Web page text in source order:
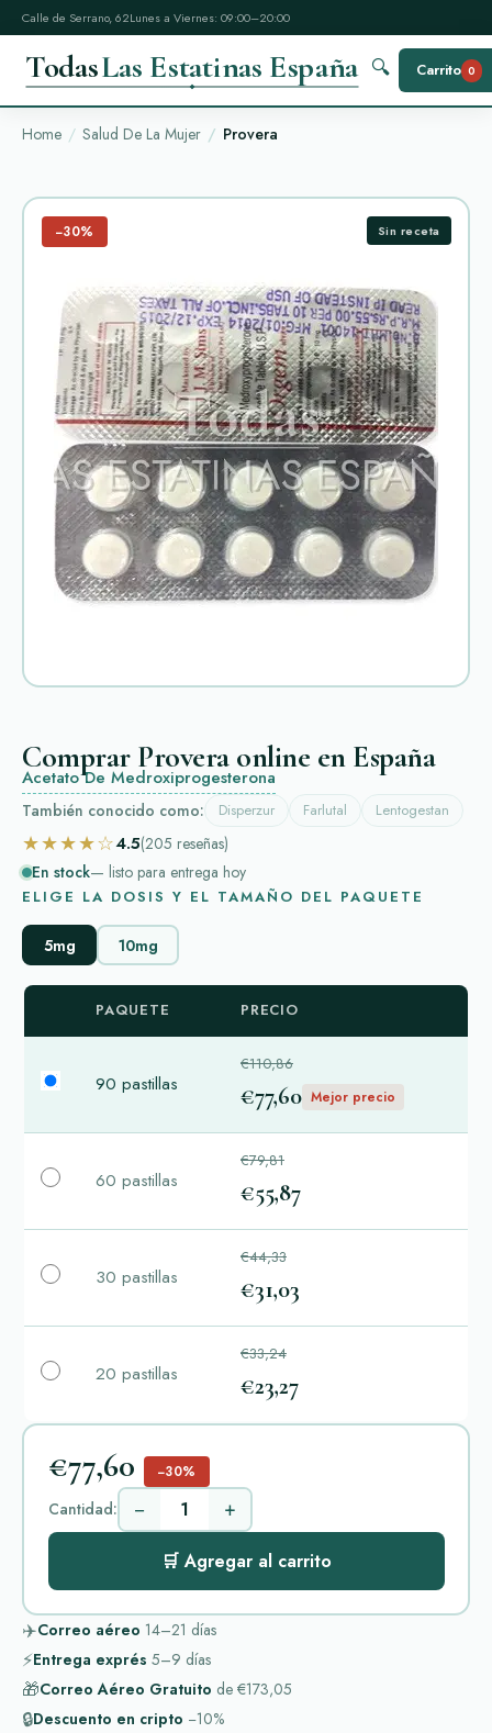
Calle de Serrano, 62Lunes a Viernes: 09:00–20:00
TodasLas Estatinas España 🔍 Carrito 0
Home Salud De La Mujer Provera
−30% Sin receta
Comprar Provera online en España
Acetato De Medroxiprogesterona
También conocido como: Disperzur Farlutal Lentogestan
★★★★☆4.5(205 reseñas)
En stock— listo para entrega hoy
ELIGE LA DOSIS Y EL TAMAÑO DEL PAQUETE
5mg 10mg
PAQUETE PRECIO
90 pastillas
€110,86
€77,60 Mejor precio
60 pastillas
€79,81
€55,87
30 pastillas
€44,33
€31,03
20 pastillas
€33,24
€23,27
€77,60 −30%
Cantidad: − +
🛒 Agregar al carrito
✈️Correo aéreo 14–21 días
⚡Entrega exprés 5–9 días
🎁Correo Aéreo Gratuito de €173,05
🔒Descuento en cripto −10%